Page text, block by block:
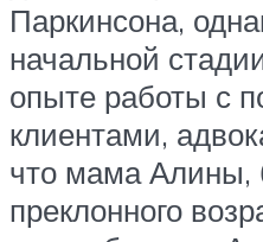
Паркинсона,
начальной
опыте работы с
клиентами,
что мама Алины,
преклонного